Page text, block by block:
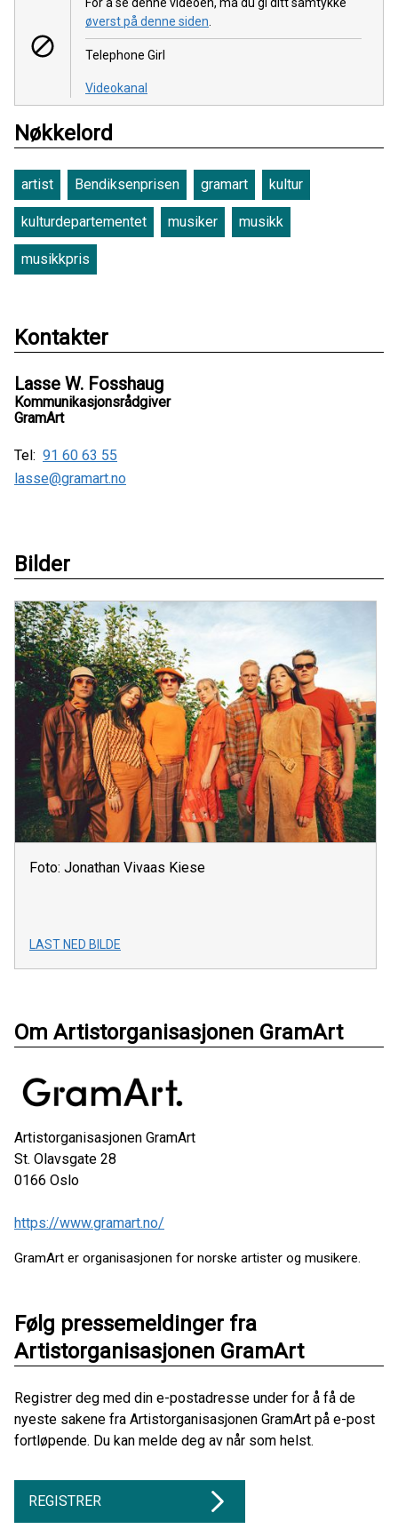
øverst på denne siden
Telephone Girl
Videokanal
Nøkkelord
artist Bendiksenprisen gramart kultur
kulturdepartementet musiker musikk
musikkpris
Kontakter
Lasse W. Fosshaug
Kommunikasjonsrådgiver
GramArt
Tel: 91 60 63 55
lasse@gramart.no
Bilder
Foto: Jonathan Vivaas Kiese
LAST NED BILDE
Om Artistorganisasjonen GramArt
Artistorganisasjonen GramArt
St. Olavsgate 28
0166 Oslo
https://www.gramart.no/
GramArt er organisasjonen for norske artister og musikere.
Følg pressemeldinger fra
Artistorganisasjonen GramArt
Registrer deg med din e-postadresse under for å få de
nyeste sakene fra Artistorganisasjonen GramArt på e-post
fortløpende. Du kan melde deg av når som helst.
REGISTRER